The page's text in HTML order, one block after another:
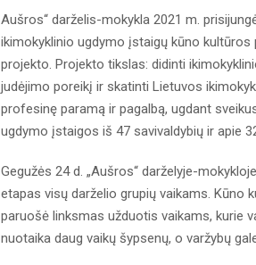
Aušros“ darželis-mokykla 2021 m.
ikimokyklinio ugdymo įstaigų kūno kultūros
projekto. Projekto tikslas: didinti
judėjimo poreikį ir skatinti Lietuvos
profesinę paramą ir pagalbą, ugdant
ugdymo įstaigos iš 47 savivaldybių ir apie
Gegužės 24 d. „Aušros“ darželyje-
etapas visų darželio grupių vaikams.
paruošė linksmas užduotis vaikams, kurie
nuotaika daug vaikų šypsenų, o varžybų